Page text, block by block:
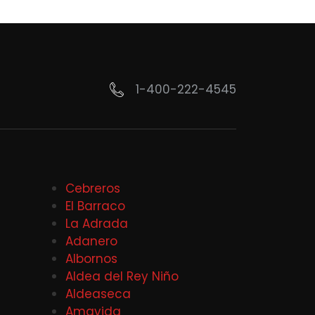
1-400-222-4545
Cebreros
El Barraco
La Adrada
Adanero
Albornos
Aldea del Rey Niño
Aldeaseca
Amavida